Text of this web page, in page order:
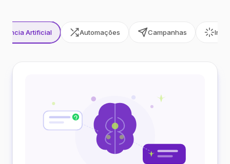
Artificial Automações Campanhas